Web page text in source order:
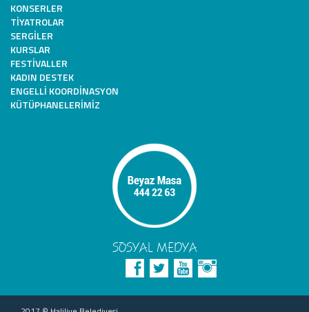
KONSERLER
TIYATROLAR
SERGILER
KURSLAR
FESTIVALLER
KADIN DESTEK
ENGELLI KOORDINASYON
KÜTÜPHANELERIMIZ
SOSYAL MEDYA